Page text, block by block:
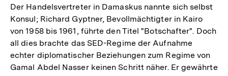
Der Handelsvertreter in Damaskus nannte sich selbst
Konsul; Richard Gyptner, Bevollmächtigter in Kairo
von 1958 bis 1961, führte den Titel "Botschafter". Doch
all dies brachte das SED-Regime der Aufnahme
echter diplomatischer Beziehungen zum Regime von
Gamal Abdel Nasser keinen Schritt näher. Er gewährte